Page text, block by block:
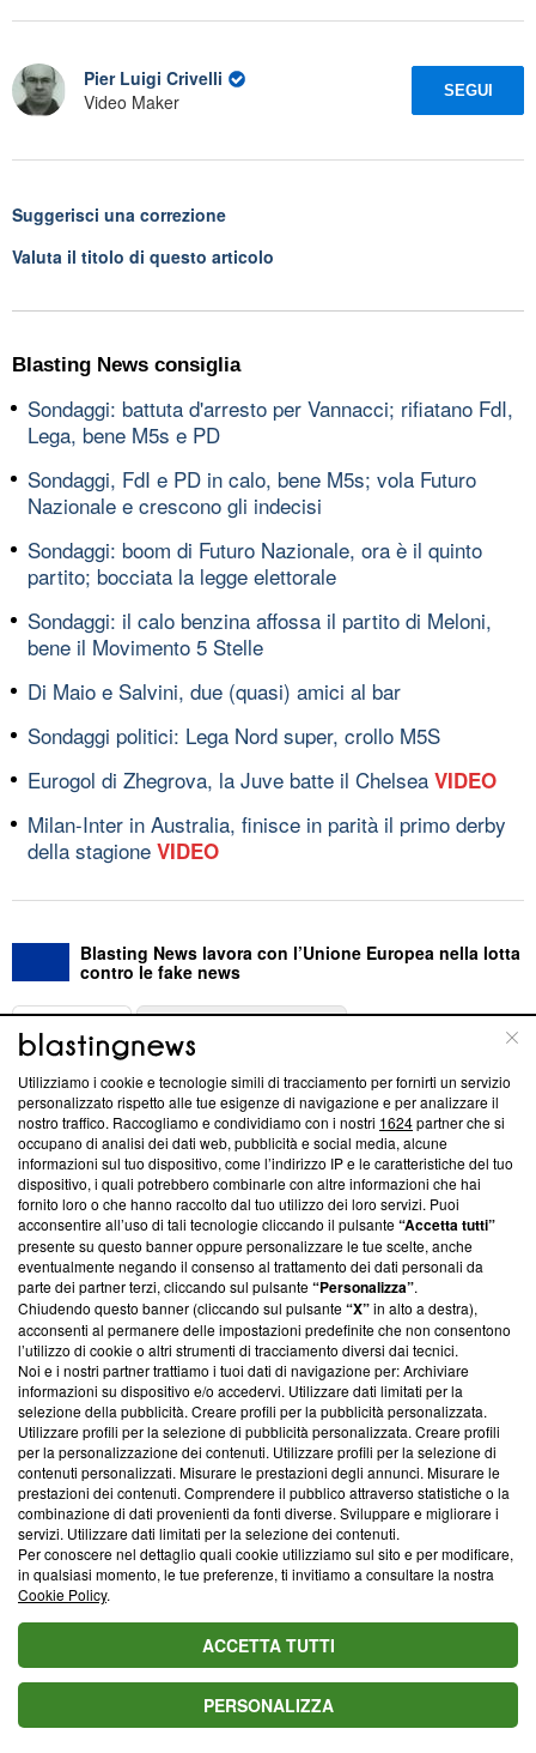
Pier Luigi Crivelli
Video Maker
SEGUI
Suggerisci una correzione
Valuta il titolo di questo articolo
Blasting News consiglia
Sondaggi: battuta d'arresto per Vannacci; rifiatano FdI,
Lega, bene M5s e PD
Sondaggi, FdI e PD in calo, bene M5s; vola Futuro
Nazionale e crescono gli indecisi
Sondaggi: boom di Futuro Nazionale, ora è il quinto
partito; bocciata la legge elettorale
Sondaggi: il calo benzina affossa il partito di Meloni,
bene il Movimento 5 Stelle
Di Maio e Salvini, due (quasi) amici al bar
Sondaggi politici: Lega Nord super, crollo M5S
Eurogol di Zhegrova, la Juve batte il Chelsea VIDEO
Milan-Inter in Australia, finisce in parità il primo derby
della stagione VIDEO
Blasting News lavora con l’Unione Europea nella lotta
contro le fake news
ABOUT
Questa sezione offre informazioni trasparenti su Blasting
News, sui nostri processi editoriali e su come ci impegniamo a
creare news di qualità. Inoltre, afferma la nostra aderenza a
‘Trust Project - News with Integrity’Blasting News non è
ancora membro del programma, ma ha richiesto di farne
parte; Trust Project non ha ancora effettuato una verifica di
conformità agli standard.
Su di noi
Team editoriale
Corporate
Redazione
Informativa Privacy
Cookie Policy
Blasting SA, IDI CHE-247.845.224, Via Carlo Frasca, 3 - 6900
Lugano (Svizzera) Tel:+39 0690258937
© 2026 Blasting News
Utilizziamo i cookie e tecnologie simili di tracciamento per fornirti un servizio
personalizzato rispetto alle tue esigenze di navigazione e per analizzare il
nostro traffico. Raccogliamo e condividiamo con i nostri 1624partner che si
occupano di analisi dei dati web, pubblicità e social media, alcune
informazioni sul tuo dispositivo, come l’indirizzo IP e le caratteristiche del tuo
dispositivo, i quali potrebbero combinarle con altre informazioni che hai
fornito loro o che hanno raccolto dal tuo utilizzo dei loro servizi. Puoi
acconsentire all’uso di tali tecnologie cliccando il pulsante“Accetta tutti”
presente su questo banner oppure personalizzare le tue scelte, anche
eventualmente negando il consenso al trattamento dei dati personali da
parte dei partner terzi, cliccando sul pulsante“Personalizza”.
Chiudendo questo banner (cliccando sul pulsante“X”in alto a destra),
acconsenti al permanere delle impostazioni predefinite che non consentono
l’utilizzo di cookie o altri strumenti di tracciamento diversi dai tecnici.
Noi e i nostri partner trattiamo i tuoi dati di navigazione per: Archiviare
informazioni su dispositivo e/o accedervi. Utilizzare dati limitati per la
selezione della pubblicità. Creare profili per la pubblicità personalizzata.
Utilizzare profili per la selezione di pubblicità personalizzata. Creare profili
per la personalizzazione dei contenuti. Utilizzare profili per la selezione di
contenuti personalizzati. Misurare le prestazioni degli annunci. Misurare le
prestazioni dei contenuti. Comprendere il pubblico attraverso statistiche o la
combinazione di dati provenienti da fonti diverse. Sviluppare e migliorare i
servizi. Utilizzare dati limitati per la selezione dei contenuti.
Per conoscere nel dettaglio quali cookie utilizziamo sul sito e per modificare,
in qualsiasi momento, le tue preferenze, ti invitiamo a consultare la nostra
Cookie Policy.
ACCETTA TUTTI
PERSONALIZZA